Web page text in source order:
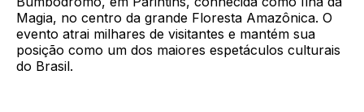
Magia, no centro da grande Floresta Amazônica. O
evento atrai milhares de visitantes e mantém sua
posição como um dos maiores espetáculos culturais
do Brasil.